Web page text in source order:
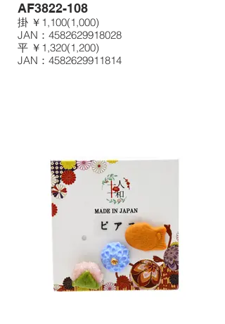
AF3822-108
掛 ￥1,100(1,000)
JAN：4582629918028
平 ￥1,320(1,200)
JAN：4582629911814